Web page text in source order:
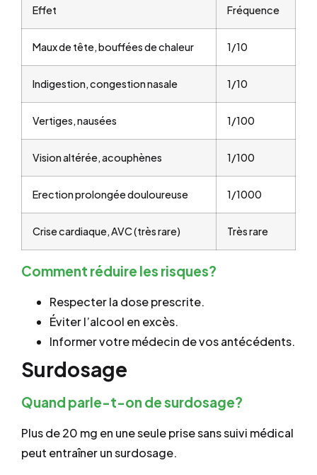
Effet Fréquence
Maux de tête, bouffées de chaleur 1/10
Indigestion, congestion nasale 1/10
Vertiges, nausées 1/100
Vision altérée, acouphènes 1/100
Erection prolongée douloureuse 1/1000
Crise cardiaque, AVC (très rare) Très rare
Comment réduire les risques?
Respecter la dose prescrite.
Éviter l’alcool en excès.
Informer votre médecin de vos antécédents.
Surdosage
Quand parle-t-on de surdosage?
Plus de 20 mg en une seule prise sans suivi médical
peut entraîner un surdosage.